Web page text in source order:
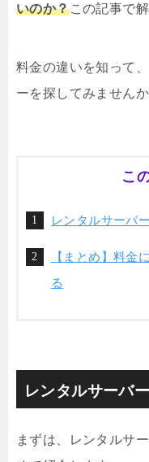
いのか？この記事で
料金の違いを知って
ーを探してみませんか
こ
レンタルサーバ
【まとめ】料金
る
レンタルサーバ
まずは、レンタルサ